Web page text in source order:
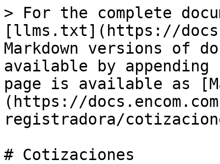
> For the complete
[llms.txt](https://
Markdown versions of
available by
page is available as
(https://
registradora/
# Cotizaciones